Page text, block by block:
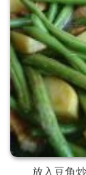
放入豆角